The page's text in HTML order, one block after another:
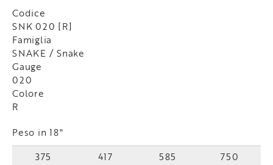
Codice
SNK 020 [R]
Famiglia
SNAKE / Snake
Gauge
020
Colore
R
Peso in 18"
375
417 585
750